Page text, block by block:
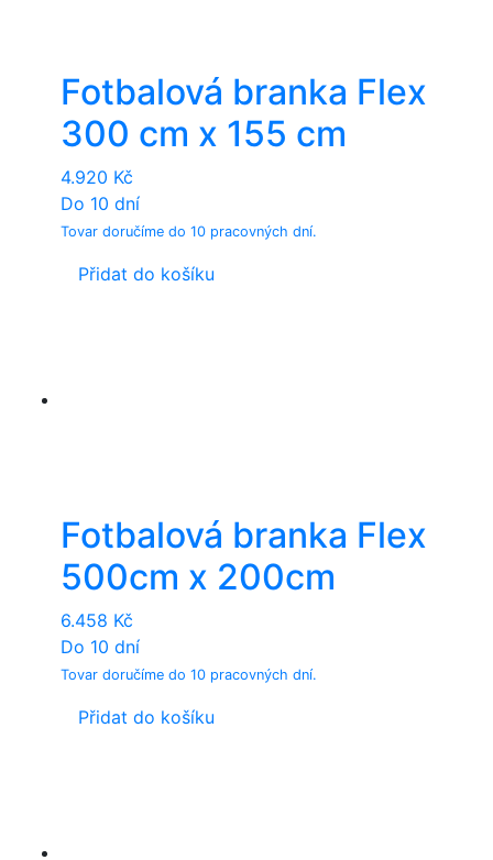
Fotbalová branka Flex
300 cm x 155 cm
4.920 Kč
Do 10 dní
Tovar doručíme do 10 pracovných dní.
Přidat do košíku
Fotbalová branka Flex
500cm x 200cm
6.458 Kč
Do 10 dní
Tovar doručíme do 10 pracovných dní.
Přidat do košíku